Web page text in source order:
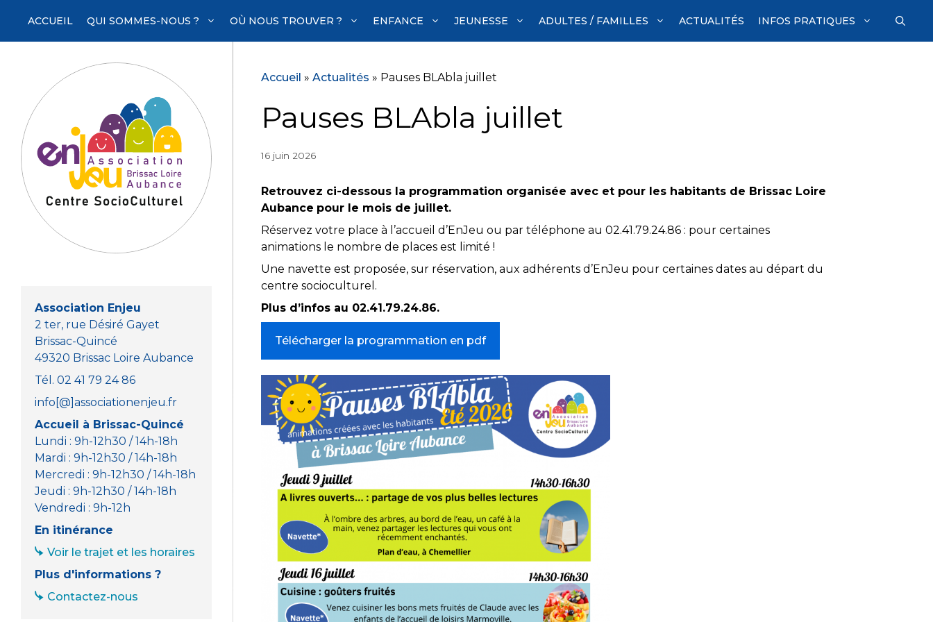
contenu
ACCUEIL QUI SOMMES-NOUS ? OÙ NOUS TROUVER ? ENFANCE JEUNESSE ADULTES / FAMILLES ACTUALITÉS INFOS PRATIQUES
Accueil » Actualités » Pauses BLAbla juillet
Pauses BLAbla juillet
16 juin 2026
Retrouvez ci-dessous la programmation organisée avec et pour les habitants de Brissac Loire
Aubance pour le mois de juillet.
Réservez votre place à l’accueil d’EnJeu ou par téléphone au 02.41.79.24.86 : pour certaines
animations le nombre de places est limité !
Une navette est proposée, sur réservation, aux adhérents d’EnJeu pour certaines dates au départ du
centre socioculturel.
Plus d’infos au 02.41.79.24.86.
Télécharger la programmation en pdf
Association Enjeu
2 ter, rue Désiré Gayet
Brissac-Quincé
49320 Brissac Loire Aubance
Tél. 02 41 79 24 86
info[@]associationenjeu.fr
Accueil à Brissac-Quincé
Lundi : 9h-12h30 / 14h-18h
Mardi : 9h-12h30 / 14h-18h
Mercredi : 9h-12h30 / 14h-18h
Jeudi : 9h-12h30 / 14h-18h
Vendredi : 9h-12h
En itinérance
Voir le trajet et les horaires
Plus d'informations ?
Contactez-nous